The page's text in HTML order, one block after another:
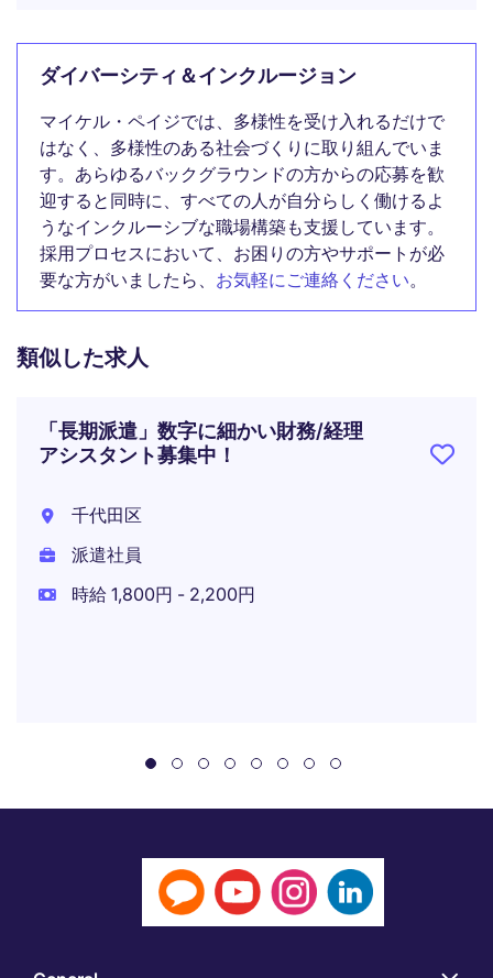
ダイバーシティ＆インクルージョン
マイケル・ペイジでは、多様性を受け入れるだけで
はなく、多様性のある社会づくりに取り組んでいま
す。あらゆるバックグラウンドの方からの応募を歓
迎すると同時に、すべての人が自分らしく働けるよ
うなインクルーシブな職場構築も支援しています。
採用プロセスにおいて、お困りの方やサポートが必
要な方がいましたら、 お気軽にご連絡ください。
類似した求人
「長期派遣」数字に細かい財務/経理
アシスタント募集中！
千代田区
派遣社員
時給 1,800円 - 2,200円